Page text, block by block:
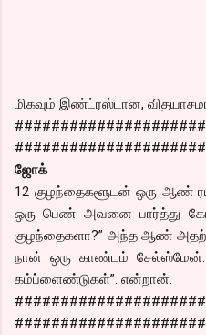
மிகவும் இண்ட்ரஸ்டான,
ஜோக்
12 குழந்தைகளூடன் ஒரு ஆண்
ஒரு பெண் அவனை பார்த்து
குழந்தைகளா?” அந்த ஆண்
நான் ஒரு காண்டம்
கம்ப்ளைண்டுகள்”. என்றான்.